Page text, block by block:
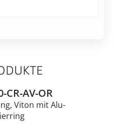
CR-AV-OR
Viton mit Alu-